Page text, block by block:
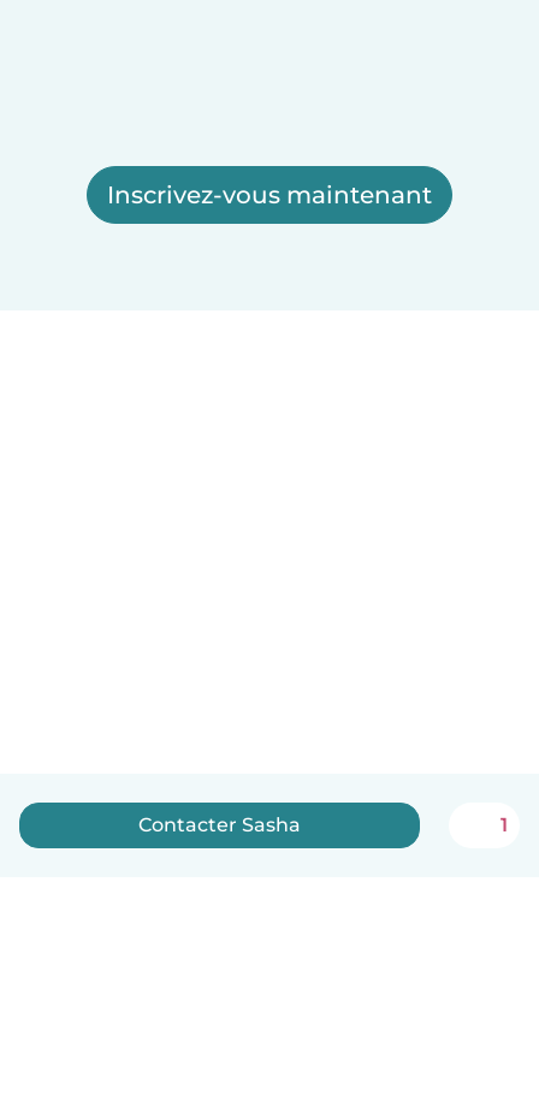
Inscrivez-vous maintenant
Contacter Sasha 1